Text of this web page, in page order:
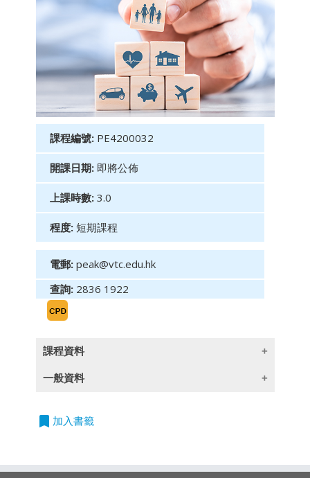
課程編號: PE4200032
開課日期: 即將公佈
上課時數: 3.0
程度: 短期課程
電郵: peak@vtc.edu.hk
查詢: 2836 1922
課程資料
Programme Objective
examination that a medical or life insurance
一般資料
授課語言
bookmark 加入書籤